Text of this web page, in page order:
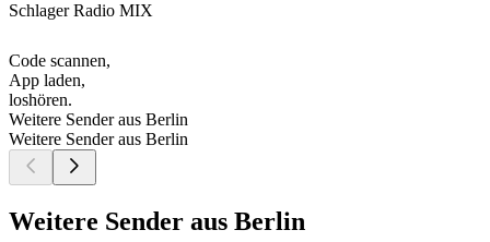
Schlager Radio MIX
Code scannen,
App laden,
loshören.
Weitere Sender aus Berlin
Weitere Sender aus Berlin
Weitere Sender aus Berlin